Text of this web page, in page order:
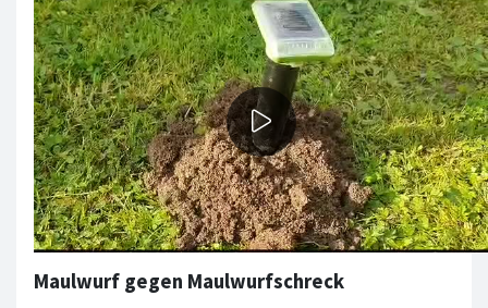
Maulwurf gegen Maulwurfschreck